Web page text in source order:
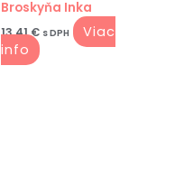
Broskyňa Inka
13.41€ s DPH
Viac
info